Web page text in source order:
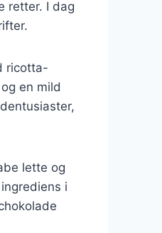
retter. I dag
ricotta-
en mild
lette og
i